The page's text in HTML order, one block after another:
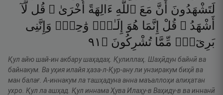
لَتَشْهَدُونَ
أَنَّ مَعَ ٱللَّهِ ءَالِهَةً أُخْرَىٰ ۚ قُل لَّآ
أَشْهَدُ ۚ قُلْ إِنَّمَا هُوَ إِلَـٰهٌۭ وَٰحِدٌۭ وَإِنَّنِى
بَرِىٓءٌۭ مِّمَّا تُشْرِكُونَ ۝ ١٩
Қул айю шай-ин акбару шаҳадаҳ. Қулиллаҳ. Шаҳӣдун байнӣ ва
байнакум. Ва уҳия илайя ҳаза-л-Қур-ану ли унзиракум биҳӣ ва
ман балағ. А-иннакум ла ташҳадуна анна маъаллоҳи алиҳатан
ухро. Қул ла ашҳад. Қул иннама Ҳува Илаҳу-в Ваҳиду-в ва иннанӣ